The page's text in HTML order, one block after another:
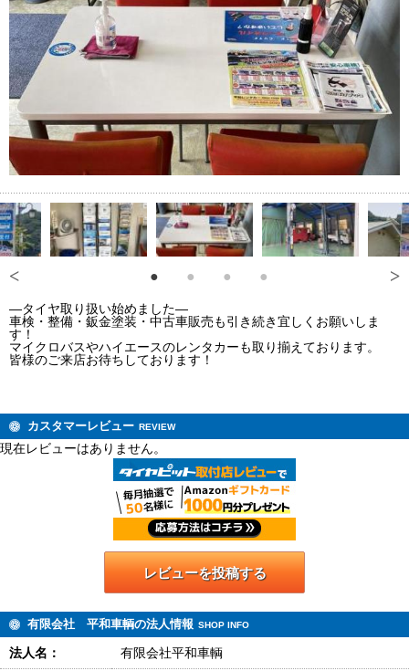
―タイヤ取り扱い始めました―
車検・整備・鈑金塗装・中古車販売も引き続き宜しくお願いしま
す！
マイクロバスやハイエースのレンタカーも取り揃えております。
皆様のご来店お待ちしております！
カスタマーレビュー REVIEW
現在レビューはありません。
レビューを投稿する
有限会社 平和車輌の法人情報 SHOP INFO
法人名： 有限会社平和車輌